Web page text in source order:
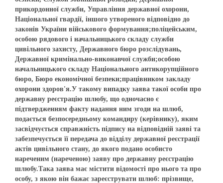
прикордонної служби, Управління державної охорони,
Національної гвардії, іншого утвореного відповідно до
законів України військового формування;поліцейським,
особою рядового і начальницького складу служби
цивільного захисту, Державного бюро розслідувань,
Державної кримінально-виконавчої служби;особою
начальницького складу Національного антикорупційного
бюро, Бюро економічної безпеки;працівником закладу
охорони здоров'я.У такому випадку заява такої особи про
державну реєстрацію шлюбу, що одночасно є
підтвердженням факту надання ним згоди на шлюб,
подається безпосередньому командиру (керівнику), яким
засвідчується справжність підпису на відповідній заяві та
забезпечується її передача до відділу державної реєстрації
актів цивільного стану, до якого подано особисто
нареченим (нареченою) заяву про державну реєстрацію
шлюбу.Така заява має містити відомості про нього та про
особу, з якою він бажає зареєструвати шлюб: прізвище,